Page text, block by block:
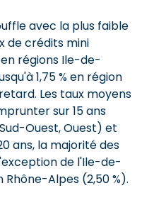
avec la plus faible
de crédits mini
régions Ile-de-
1,75 % en région
Les taux moyens
sur 15 ans
Ouest, Ouest) et
ans, la majorité des
de l'Ile-de-
Alpes (2,50 %).